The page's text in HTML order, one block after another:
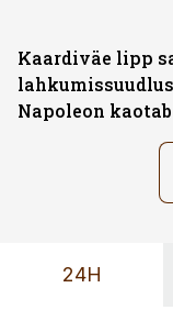
Kaardiväe lipp
Napoleon
24H